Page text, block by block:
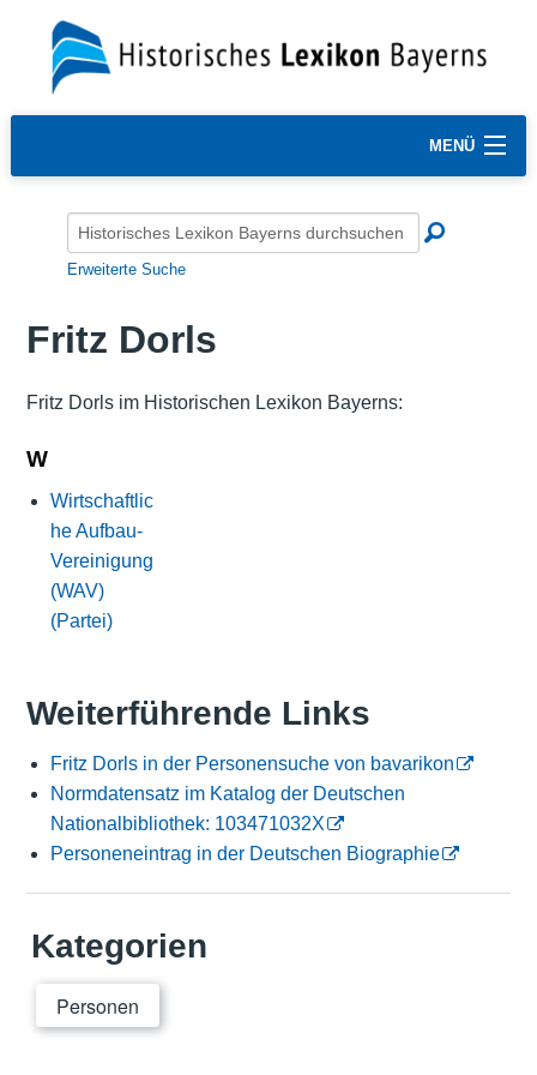
MENÜ
Erweiterte Suche
Fritz Dorls
Fritz Dorls im Historischen Lexikon Bayerns:
W
Wirtschaftlic
he Aufbau-
Vereinigung
(WAV)
(Partei)
Weiterführende Links
Fritz Dorls in der Personensuche von bavarikon
Normdatensatz im Katalog der Deutschen
Nationalbibliothek: 103471032X
Personeneintrag in der Deutschen Biographie
Kategorien
Personen